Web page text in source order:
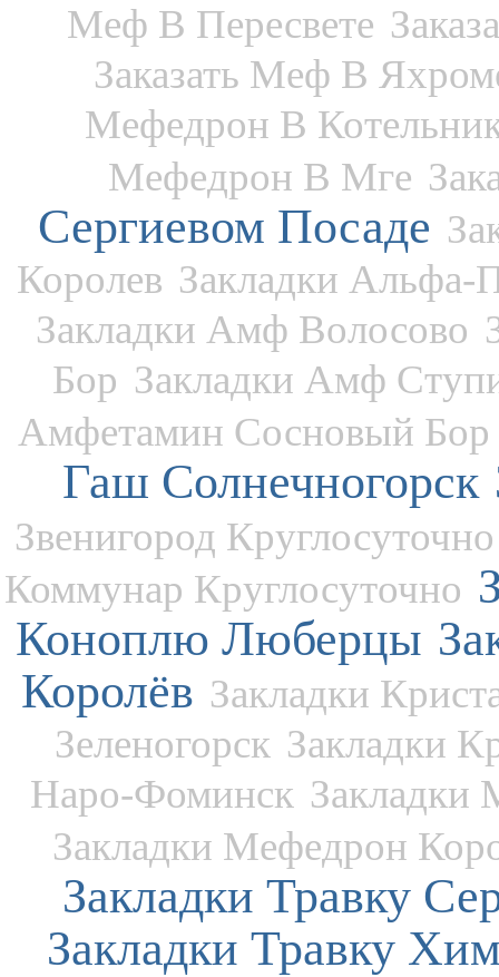
Меф В Пересвете
Заказать Меф В
Мефедрон В
Мефедрон В Мге
Сергиевом Посаде
Королев Закладки Альфа-
Закладки Амф Волосово
Бор Закладки Амф
Амфетамин Сосновый Бор
Гаш Солнечногорск
Звенигород Круглосуточно
Коммунар Круглосуточно
Коноплю Люберцы
Королёв Закладки
Зеленогорск Закладки
Наро-Фоминск Закладки
Закладки Мефедрон
Закладки Травку
Закладки Травку